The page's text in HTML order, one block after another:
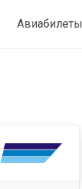
Авиабилеты